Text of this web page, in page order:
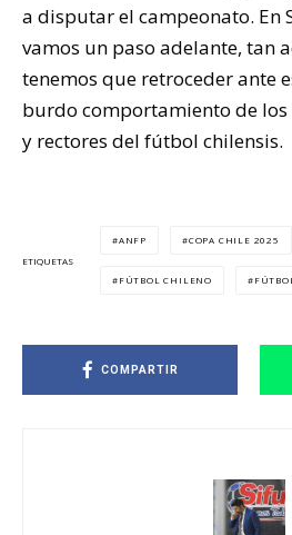
a disputar el campeonato. En
vamos un paso adelante, tan
tenemos que retroceder ante
burdo comportamiento de
y rectores del fútbol chilensis.
ETIQUETAS
ANFP COPA CHILE 2025
FÚTBOL CHILENO
COMPARTIR